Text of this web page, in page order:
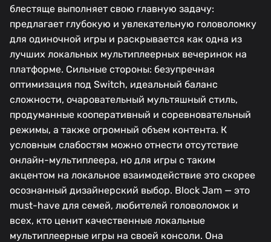
блестяще выполняет свою главную задачу:
предлагает глубокую и увлекательную головоломку
для одиночной игры и раскрывается как одна из
лучших локальных мультиплеерных вечеринок на
платформе. Сильные стороны: безупречная
оптимизация под Switch, идеальный баланс
сложности, очаровательный мультяшный стиль,
продуманные кооперативный и соревновательный
режимы, а также огромный объем контента. К
условным слабостям можно отнести отсутствие
онлайн-мультиплеера, но для игры с таким
акцентом на локальное взаимодействие это скорее
осознанный дизайнерский выбор. Block Jam — это
must-have для семей, любителей головоломок и
всех, кто ценит качественные локальные
мультиплеерные игры на своей консоли. Она